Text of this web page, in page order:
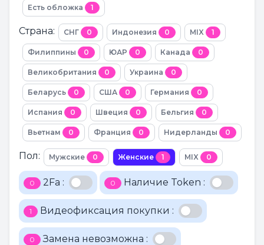
Есть обложка 1
Страна: СНГ 0 Индонезия 0 MIX 1
Филиппины 0 ЮАР 0 Канада 0
Великобритания 0 Украина 0
Беларусь 0 США 0 Германия 0
Испания 0 Швеция 0 Бельгия 0
Вьетнам 0 Франция 0 Нидерланды 0
Пол: Мужские 0 Женские 1 MIX 0
0 2Fa : 0 Наличие Token :
1 Видеофиксация покупки :
0 Замена невозможна :